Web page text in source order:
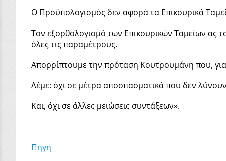
Ο Προϋπολογισμός δεν αφορά τα Επικουρικά
Τον εξορθολογισμό των Επικουρικών Ταμείων ας
όλες τις παραμέτρους.
Απορρίπτουμε την πρόταση Κουτρουμάνη που, για
Λέμε: όχι σε μέτρα αποσπασματικά που δεν
Και, όχι σε άλλες μειώσεις συντάξεων».
Πηγή